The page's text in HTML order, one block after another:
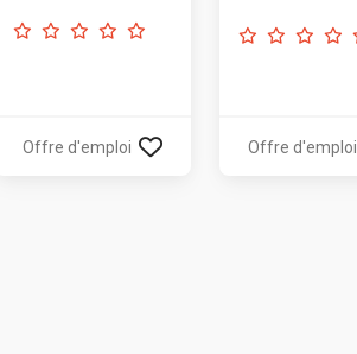
Offre d'emploi Offre d'emploi